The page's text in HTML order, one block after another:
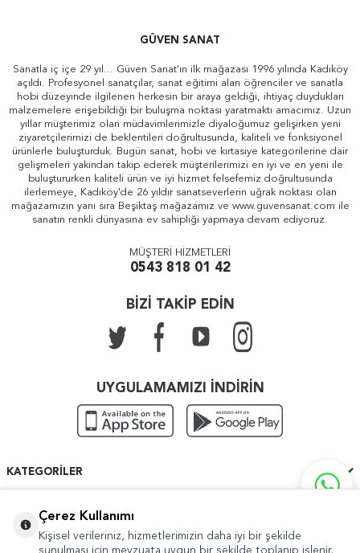
GÜVEN SANAT
Sanatla iç içe 29 yıl... Güven Sanat'ın ilk mağazası 1996 yılında Kadıköy
açıldı. Profesyonel sanatçılar, sanat eğitimi alan öğrenciler ve sanatla
hobi düzeyinde ilgilenen herkesin bir araya geldiği, ihtiyaç duydukları
malzemelere erişebildiği bir buluşma noktası yaratmaktı amacımız. Uzun
yıllar müşterimiz olan müdavimlerimizle diyaloğumuz gelişirken yeni
ziyaretçilerimizi de beklentileri doğrultusunda, kaliteli ve fonksiyonel
ürünlerle buluşturduk. Bugün sanat, hobi ve kırtasiye kategorilerine dair
gelişmeleri yakından takip ederek müşterilerimizi en iyi ve en yeni ile
buluştururken kaliteli ürün ve iyi hizmet felsefemiz doğrultusunda
ilerlemeye, Kadıköy'de 26 yıldır sanatseverlerin uğrak noktası olan
mağazamızın yanı sıra Beşiktaş mağazamız ve www.guvensanat.com ile
sanatın renkli dünyasına ev sahipliği yapmaya devam ediyoruz.
MÜŞTERİ HİZMETLERİ
0543 818 01 42
BİZİ TAKİP EDİN
UYGULAMAMIZI İNDİRİN
KATEGORILER
HIZLI ERIŞIM
Çerez Kullanımı
Kişisel verileriniz, hizmetlerimizin daha iyi bir şekilde
sunulması için mevzuata uygun bir şekilde toplanıp işlenir.